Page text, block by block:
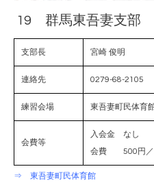
19 群馬東吾妻支部
支部長 宮崎 俊明
連絡先 0279-68-2105
練習会場 東吾妻町民体育
会費等
入会金 なし
会費 500円／
⇒ 東吾妻町民体育館